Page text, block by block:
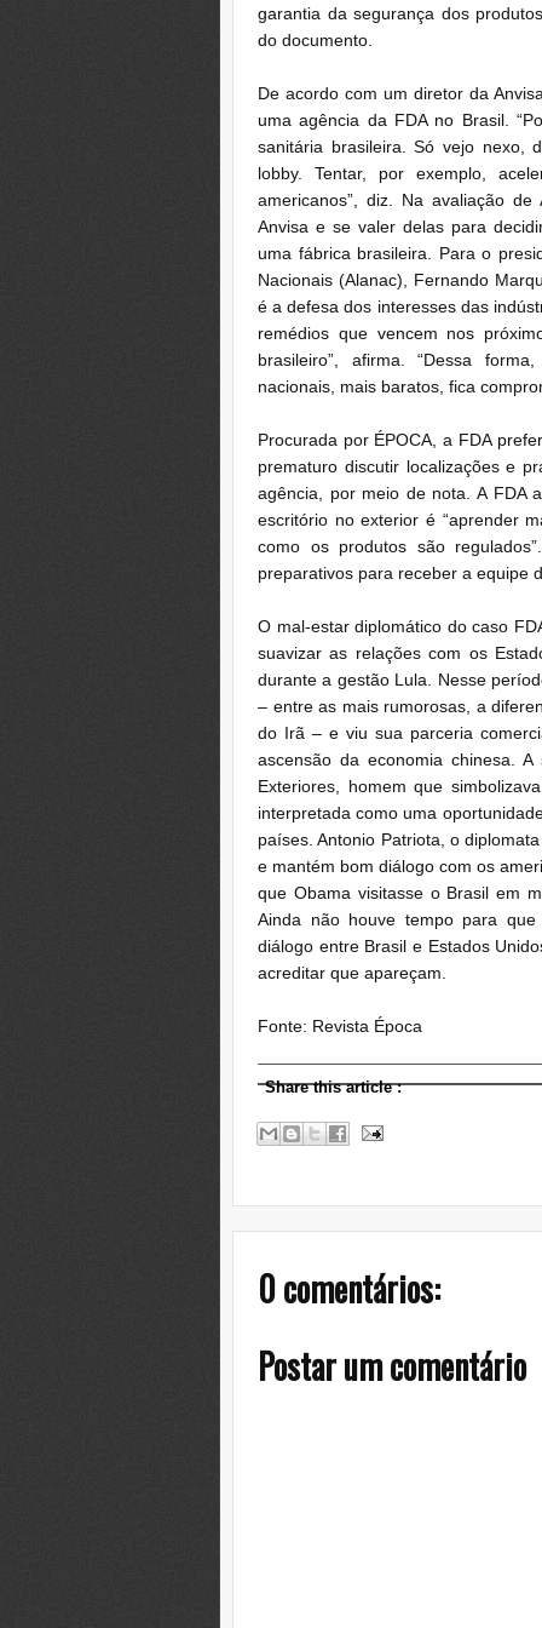
garantia da segurança dos
do documento.
De acordo com um diretor da
uma agência da FDA no Brasil.
sanitária brasileira. Só vejo nexo,
lobby. Tentar, por exemplo,
americanos”, diz. Na avaliação
Anvisa e se valer delas para
uma fábrica brasileira. Para o
Nacionais (Alanac), Fernando
é a defesa dos interesses das
remédios que vencem nos
brasileiro”, afirma. “Dessa
nacionais, mais baratos, fica
Procurada por ÉPOCA, a FDA
prematuro discutir localizações e
agência, por meio de nota. A FDA
escritório no exterior é “aprender
como os produtos são
preparativos para receber a equipe
O mal-estar diplomático do caso
suavizar as relações com os
durante a gestão Lula. Nesse
– entre as mais rumorosas, a
do Irã – e viu sua parceria
ascensão da economia chinesa.
Exteriores, homem que
interpretada como uma
países. Antonio Patriota, o
e mantém bom diálogo com os
que Obama visitasse o Brasil em
Ainda não houve tempo para
diálogo entre Brasil e Estados
acreditar que apareçam.
Fonte: Revista Época
Share this article:
0 comentários:
Postar um comentário